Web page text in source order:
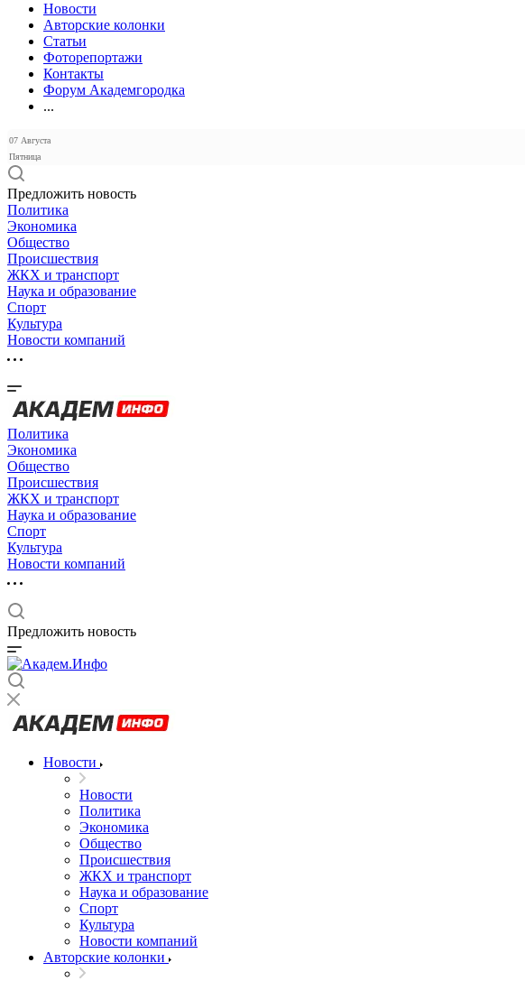
Новости
Авторские колонки
Статьи
Фоторепортажи
Контакты
Форум Академгородка
...
07 Августа
Пятница
Предложить новость
Политика
Экономика
Общество
Происшествия
ЖКХ и транспорт
Наука и образование
Спорт
Культура
Новости компаний
Политика
Экономика
Общество
Происшествия
ЖКХ и транспорт
Наука и образование
Спорт
Культура
Новости компаний
Предложить новость
Новости
Новости
Политика
Экономика
Общество
Происшествия
ЖКХ и транспорт
Наука и образование
Спорт
Культура
Новости компаний
Авторские колонки